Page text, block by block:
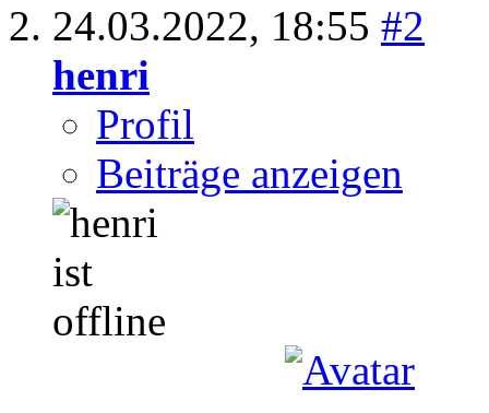
24.03.2022, 18:55 #2
henri
Profil
Beiträge anzeigen